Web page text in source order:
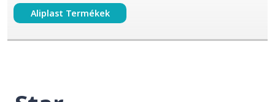
Aliplast Termékek